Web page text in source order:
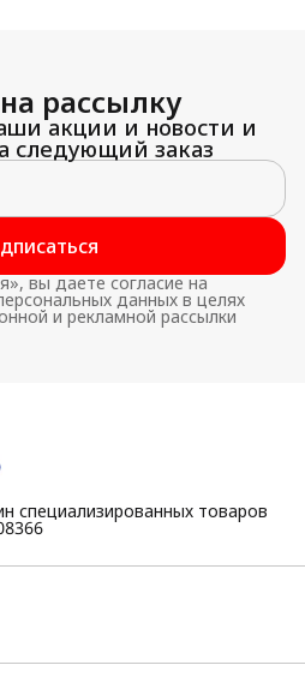
рассылку
акции и новости и
следующий заказ
вы даете согласие на
данных в целях
и рекламной рассылки
специализированных товаров